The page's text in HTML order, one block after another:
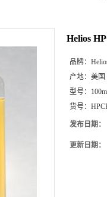
Helios
品牌：
产地： 美国
型号：
货号：
发布日期：
更新日期：